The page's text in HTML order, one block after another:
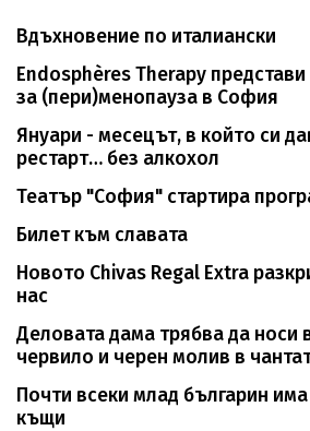
Вдъхновение по италиански
Endosphères Therapy
за (пери)менопауза в София
Януари - месецът, в който си
рестарт… без алкохол
Театър "София" стартира
Билет към славата
Новото Chivas Regal Extra
нас
Деловата дама трябва да носи
червило и черен молив в
Почти всеки млад българин
къщи